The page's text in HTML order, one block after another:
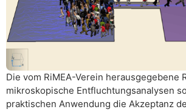
Die vom RiMEA-Verein herausgegebene
mikroskopische Entfluchtungsanalysen
praktischen Anwendung die Akzeptanz